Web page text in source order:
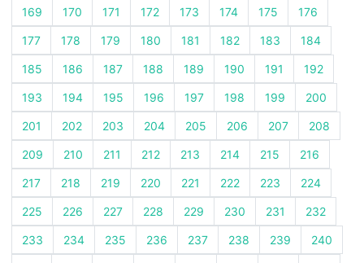
169 170 171 172 173 174 175 176
177 178 179 180 181 182 183 184
185 186 187 188 189 190 191 192
193 194 195 196 197 198 199 200
201 202 203 204 205 206 207 208
209 210 211 212 213 214 215 216
217 218 219 220 221 222 223 224
225 226 227 228 229 230 231 232
233 234 235 236 237 238 239 240